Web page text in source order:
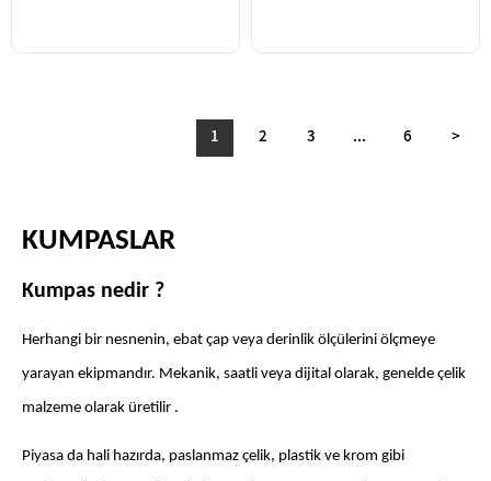
1 2 3 ... 6 >
KUMPASLAR
Kumpas nedir ?
Herhangi bir nesnenin, ebat çap veya derinlik ölçülerini ölçmeye
yarayan ekipmandır. Mekanik, saatli veya dijital olarak, genelde çelik
malzeme olarak üretilir .
Piyasa da hali hazırda, paslanmaz çelik, plastik ve krom gibi